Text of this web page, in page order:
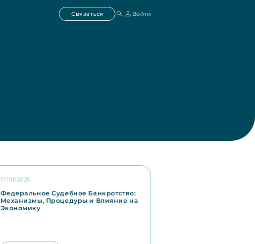
Связаться Войти
17/01/2025
Федеральное Судебное Банкротство:
Механизмы, Процедуры и Влияние на
Экономику